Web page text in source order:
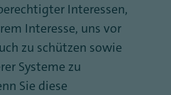
Interessen,
Interesse, uns vor
zu schützen sowie
Systeme zu
Sie diese